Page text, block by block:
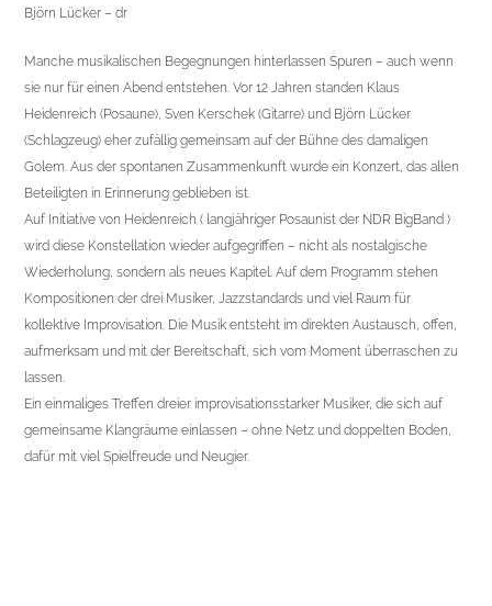
Björn Lücker – dr
Manche musikalischen Begegnungen hinterlassen Spuren – auch wenn
sie nur für einen Abend entstehen. Vor 12 Jahren standen Klaus
Heidenreich (Posaune), Sven Kerschek (Gitarre) und Björn Lücker
(Schlagzeug) eher zufällig gemeinsam auf der Bühne des damaligen
Golem. Aus der spontanen Zusammenkunft wurde ein Konzert, das allen
Beteiligten in Erinnerung geblieben ist.
Auf Initiative von Heidenreich ( langjähriger Posaunist der NDR BigBand )
wird diese Konstellation wieder aufgegriffen – nicht als nostalgische
Wiederholung, sondern als neues Kapitel. Auf dem Programm stehen
Kompositionen der drei Musiker, Jazzstandards und viel Raum für
kollektive Improvisation. Die Musik entsteht im direkten Austausch, offen,
aufmerksam und mit der Bereitschaft, sich vom Moment überraschen zu
lassen.
Ein einmaliges Treffen dreier improvisationsstarker Musiker, die sich auf
gemeinsame Klangräume einlassen – ohne Netz und doppelten Boden,
dafür mit viel Spielfreude und Neugier.